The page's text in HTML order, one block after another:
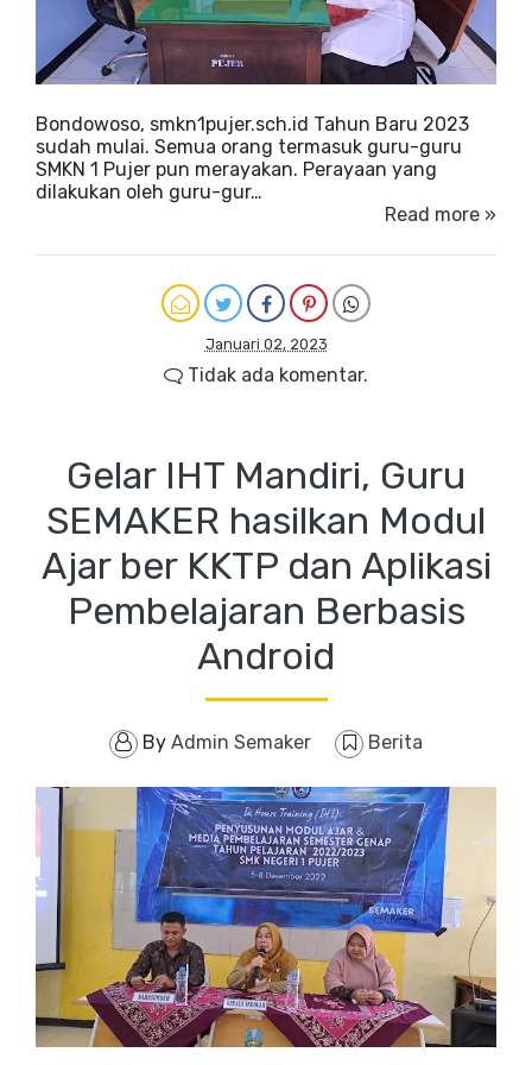
Bondowoso, smkn1pujer.sch.id Tahun Baru 2023
sudah mulai. Semua orang termasuk guru-guru
SMKN 1 Pujer pun merayakan. Perayaan yang
dilakukan oleh guru-gur…
Read more »
Januari 02, 2023
Tidak ada komentar.
Gelar IHT Mandiri, Guru
SEMAKER hasilkan Modul
Ajar ber KKTP dan Aplikasi
Pembelajaran Berbasis
Android
By Admin Semaker Berita